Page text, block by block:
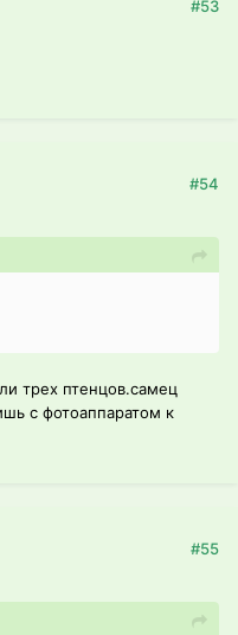
#53
#54
трех птенцов.самец
с фотоаппаратом к
#55